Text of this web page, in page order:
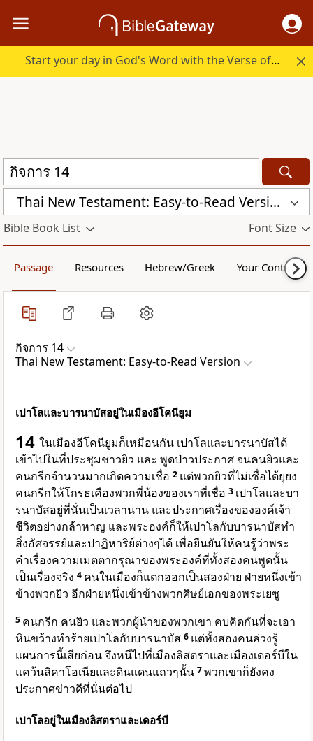
Start your day in God's Word with the Verse of the Day.
Thai New Testament: Easy-to-Read Version (ERV-TH)
Bible Book List Font Size
Passage Resources Hebrew/Greek Your Content
กิจการ 14
Thai New Testament: Easy-to-Read Version
เปาโลและบารนาบัสอยู่ในเมืองอีโคนียูม
14 ในเมืองอีโคนียูมก็เหมือนกัน เปาโลและบารนาบัสได้
เข้าไปในที่ประชุมชาวยิว และ พูดป่าวประกาศ จนคนยิวและ
คนกรีกจำนวนมากเกิดความเชื่อ 2 แต่พวกยิวที่ไม่เชื่อได้ยุยง
คนกรีกให้โกรธเคืองพวกพี่น้องของเราที่เชื่อ 3 เปาโลและบา
รนาบัสอยู่ที่นั่นเป็นเวลานาน และประกาศเรื่องขององค์เจ้า
ชีวิตอย่างกล้าหาญ และพระองค์ก็ให้เปาโลกับบารนาบัสทำ
สิ่งอัศจรรย์และปาฏิหาริย์ต่างๆได้ เพื่อยืนยันให้คนรู้ว่าพระ
คำเรื่องความเมตตากรุณาของพระองค์ที่ทั้งสองคนพูดนั้น
เป็นเรื่องจริง 4 คนในเมืองก็แตกออกเป็นสองฝ่าย ฝ่ายหนึ่งเข้า
ข้างพวกยิว อีกฝ่ายหนึ่งเข้าข้างพวกศิษย์เอกของพระเยซู
5 คนกรีก คนยิว และพวกผู้นำของพวกเขา คบคิดกันที่จะเอา
หินขว้างทำร้ายเปาโลกับบารนาบัส 6 แต่ทั้งสองคนล่วงรู้
แผนการนี้เสียก่อน จึงหนีไปที่เมืองลิสตราและเมืองเดอร์บีใน
แคว้นลิคาโอเนียและดินแดนแถวๆนั้น 7พวกเขาก็ยังคง
ประกาศข่าวดีที่นั่นต่อไป
เปาโลอยู่ในเมืองลิสตราและเดอร์บี